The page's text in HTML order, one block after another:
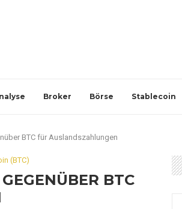
Broker Börse Stablecoin
BTC für Auslandszahlungen
(BTC)
BTC